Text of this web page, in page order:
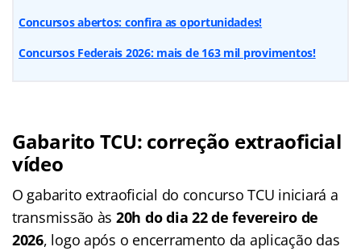
Concursos abertos: confira as oportunidades!
Concursos Federais 2026: mais de 163 mil provimentos!
Gabarito TCU: correção extraoficial
vídeo
O gabarito extraoficial do concurso TCU iniciará a
transmissão às 20h do dia 22 de fevereiro de
2026, logo após o encerramento da aplicação das